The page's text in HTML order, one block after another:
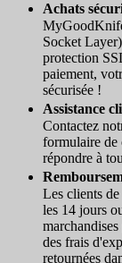
Achats
Socket
protection
paiement,
sécurisée !
Assistance
Contactez
formulaire de
répondre à
Les clients
les 14 jours
des frais
retournées